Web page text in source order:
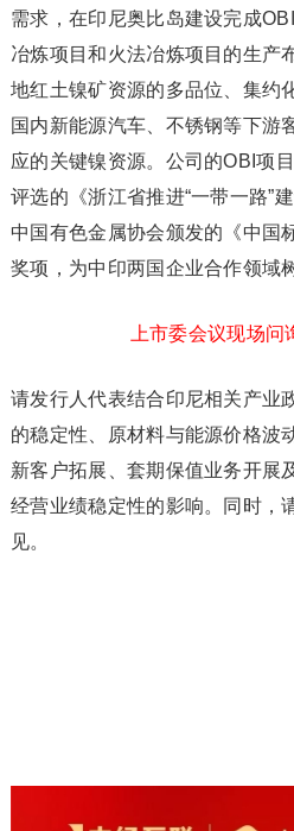
需求，在印尼奥比岛建设完成
冶炼项目和火法冶炼项目的生产
地红土镍矿资源的多品位、集约
国内新能源汽车、不锈钢等下游
应的关键镍资源。公司的OBI项
评选的《浙江省推进“一带一路”
中国有色金属协会颁发的《中国
奖项，为中印两国企业合作领域
上市委会议现场问
请发行人代表结合印尼相关产业
的稳定性、原材料与能源价格波
新客户拓展、套期保值业务开展
经营业绩稳定性的影响。同时，
见。